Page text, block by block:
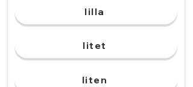
lilla
litet
liten